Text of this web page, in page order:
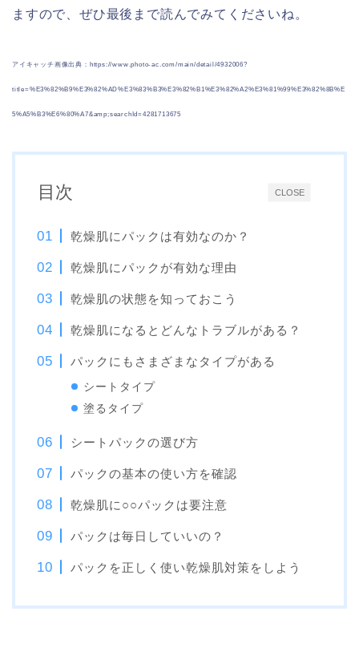
ますので、ぜひ最後まで読んでみてくださいね。
アイキャッチ画像出典：https://www.photo-ac.com/main/detail/4932006?
title=%E3%82%B9%E3%82%AD%E3%83%B3%E3%82%B1%E3%82%A2%E3%81%99%E3%82%8B%E
5%A5%B3%E6%80%A7&amp;searchId=4281713675
CLOSE
目次
乾燥肌にパックは有効なのか？
乾燥肌にパックが有効な理由
乾燥肌の状態を知っておこう
乾燥肌になるとどんなトラブルがある？
パックにもさまざまなタイプがある
シートタイプ
塗るタイプ
シートパックの選び方
パックの基本の使い方を確認
乾燥肌に○○パックは要注意
パックは毎日していいの？
パックを正しく使い乾燥肌対策をしよう